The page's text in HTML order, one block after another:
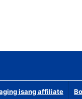
isang affiliate